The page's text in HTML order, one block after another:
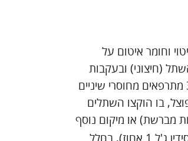
וחומר איטום על
(חיצוני) ובעקבות
הסרת האבטמנט מחלל השתל (פנימי) במהלך טיפול שגרתי תומך שתלים ב-30 מתרפאים מחוסרי שיניים
בו הוקצו השתלים
מברשת) או מיקום נוסף